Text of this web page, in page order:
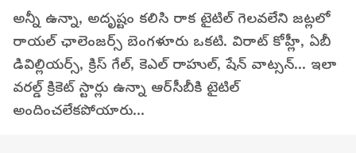
అన్నీ ఉన్నా, అదృష్టం కలిసి రాక టైటిల్ గెలవలేని జట్లలో
రాయల్ ఛాలెంజర్స్ బెంగళూరు ఒకటి. విరాట్ కోహ్లీ, ఏబీ
డివిల్లియర్స్, క్రిస్ గేల్, కెఎల్ రాహుల్, షేన్ వాట్సన్... ఇలా
వరల్డ్ క్రికెట్ స్టార్లు ఉన్నా ఆర్‌సీబీకి టైటిల్
అందించలేకపోయారు...